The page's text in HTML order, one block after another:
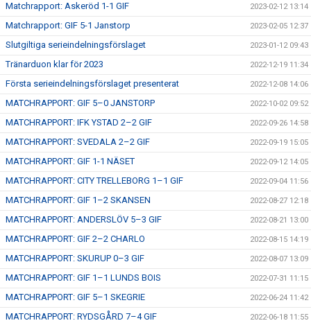
Matchrapport: Askeröd 1-1 GIF 2023-02-12 13:14
Matchrapport: GIF 5-1 Janstorp 2023-02-05 12:37
Slutgiltiga serieindelningsförslaget 2023-01-12 09:43
Tränarduon klar för 2023 2022-12-19 11:34
Första serieindelningsförslaget presenterat 2022-12-08 14:06
MATCHRAPPORT: GIF 5–0 JANSTORP 2022-10-02 09:52
MATCHRAPPORT: IFK YSTAD 2–2 GIF 2022-09-26 14:58
MATCHRAPPORT: SVEDALA 2–2 GIF 2022-09-19 15:05
MATCHRAPPORT: GIF 1-1 NÄSET 2022-09-12 14:05
MATCHRAPPORT: CITY TRELLEBORG 1–1 GIF 2022-09-04 11:56
MATCHRAPPORT: GIF 1–2 SKANSEN 2022-08-27 12:18
MATCHRAPPORT: ANDERSLÖV 5–3 GIF 2022-08-21 13:00
MATCHRAPPORT: GIF 2–2 CHARLO 2022-08-15 14:19
MATCHRAPPORT: SKURUP 0–3 GIF 2022-08-07 13:09
MATCHRAPPORT: GIF 1–1 LUNDS BOIS 2022-07-31 11:15
MATCHRAPPORT: GIF 5–1 SKEGRIE 2022-06-24 11:42
MATCHRAPPORT: RYDSGÅRD 7–4 GIF 2022-06-18 11:55